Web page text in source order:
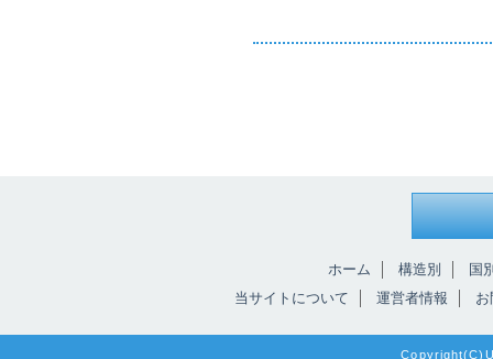
ホーム 構造別
国
当サイトについて
運営者情報